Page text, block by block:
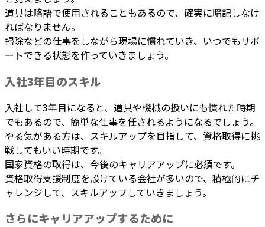
道具は略語で使用されることもあるので、確実に暗記しなけ
ればなりません。
掃除などの仕事をしながら現場に慣れていき、いつでもサポ
ートできる状態を作っていきましょう。
入社3年目のスキル
入社して3年目になると、道具や機械の扱いにも慣れた時期
でもあるので、簡単な仕事を任されるようになるでしょう。
やる気がある方は、スキルアップを目指して、資格取得に挑
戦してもいい時期です。
国家資格の取得は、今後のキャリアアップに必須です。
資格取得支援制度を設けている会社が多いので、積極的にチ
ャレンジして、スキルアップしていきましょう。
さらにキャリアアップするために